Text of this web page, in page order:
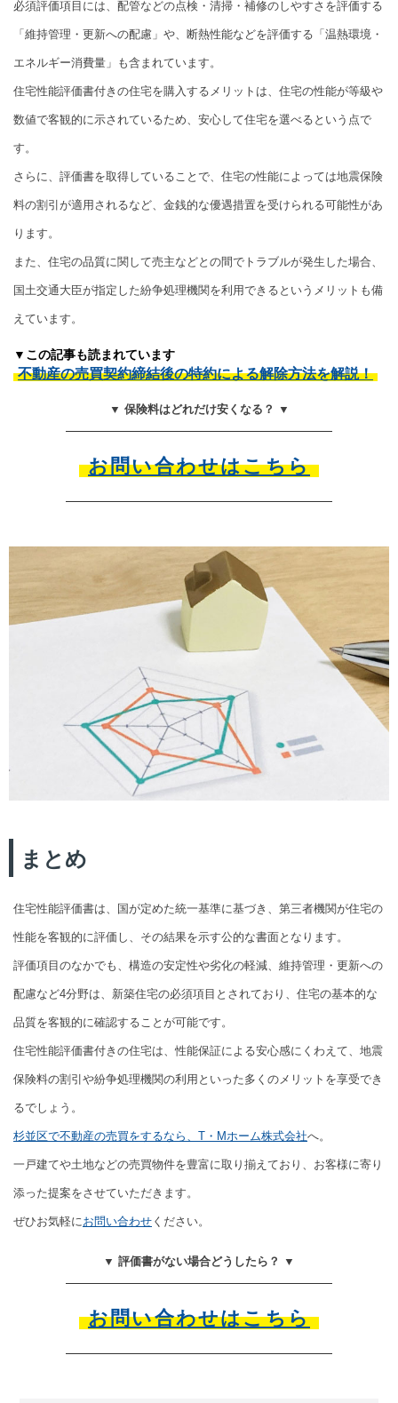
必須評価項目には、配管などの点検・清掃・補修のしやすさを評価する
「維持管理・更新への配慮」や、断熱性能などを評価する「温熱環境・
エネルギー消費量」も含まれています。
住宅性能評価書付きの住宅を購入するメリットは、住宅の性能が等級や
数値で客観的に示されているため、安心して住宅を選べるという点で
す。
さらに、評価書を取得していることで、住宅の性能によっては地震保険
料の割引が適用されるなど、金銭的な優遇措置を受けられる可能性があ
ります。
また、住宅の品質に関して売主などとの間でトラブルが発生した場合、
国土交通大臣が指定した紛争処理機関を利用できるというメリットも備
えています。
▼この記事も読まれています
不動産の売買契約締結後の特約による解除方法を解説！
▼ 保険料はどれだけ安くなる？ ▼
お問い合わせはこちら
まとめ
住宅性能評価書は、国が定めた統一基準に基づき、第三者機関が住宅の
性能を客観的に評価し、その結果を示す公的な書面となります。
評価項目のなかでも、構造の安定性や劣化の軽減、維持管理・更新への
配慮など4分野は、新築住宅の必須項目とされており、住宅の基本的な
品質を客観的に確認することが可能です。
住宅性能評価書付きの住宅は、性能保証による安心感にくわえて、地震
保険料の割引や紛争処理機関の利用といった多くのメリットを享受でき
るでしょう。
杉並区で不動産の売買をするなら、T・Mホーム株式会社へ。
一戸建てや土地などの売買物件を豊富に取り揃えており、お客様に寄り
添った提案をさせていただきます。
ぜひお気軽に お問い合わせ ください。
▼ 評価書がない場合どうしたら？ ▼
お問い合わせはこちら